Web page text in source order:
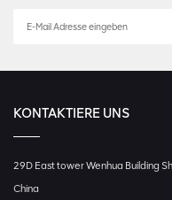
KONTAKTIERE UNS
29D East tower Wenhua Building
China